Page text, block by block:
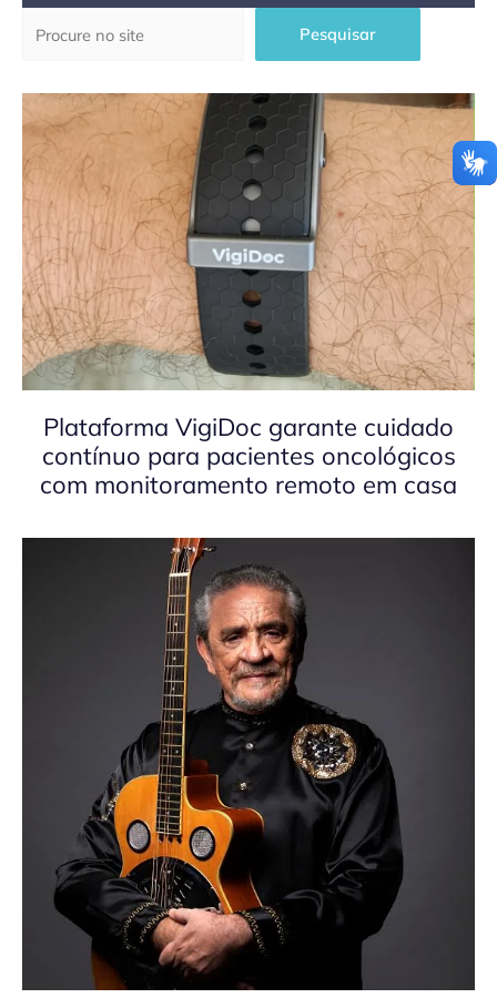
Pesquisar
Plataforma VigiDoc garante cuidado
contínuo para pacientes oncológicos
com monitoramento remoto em casa